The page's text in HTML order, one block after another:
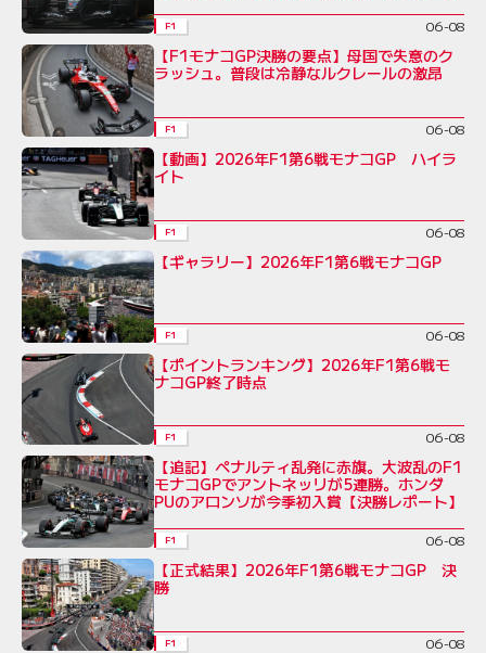
F1 06-08
【F1モナコGP決勝の要点】母国で失意のク
ラッシュ。普段は冷静なルクレールの激昂
F1 06-08
【動画】2026年F1第6戦モナコGP ハイラ
イト
F1 06-08
【ギャラリー】2026年F1第6戦モナコGP
F1 06-08
【ポイントランキング】2026年F1第6戦モ
ナコGP終了時点
F1 06-08
【追記】ペナルティ乱発に赤旗。大波乱のF1
モナコGPでアントネッリが5連勝。ホンダ
PUのアロンソが今季初入賞【決勝レポート】
F1 06-08
【正式結果】2026年F1第6戦モナコGP 決
勝
F1 06-08